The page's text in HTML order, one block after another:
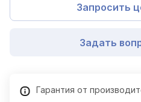
Запросить
Задать
Гарантия от